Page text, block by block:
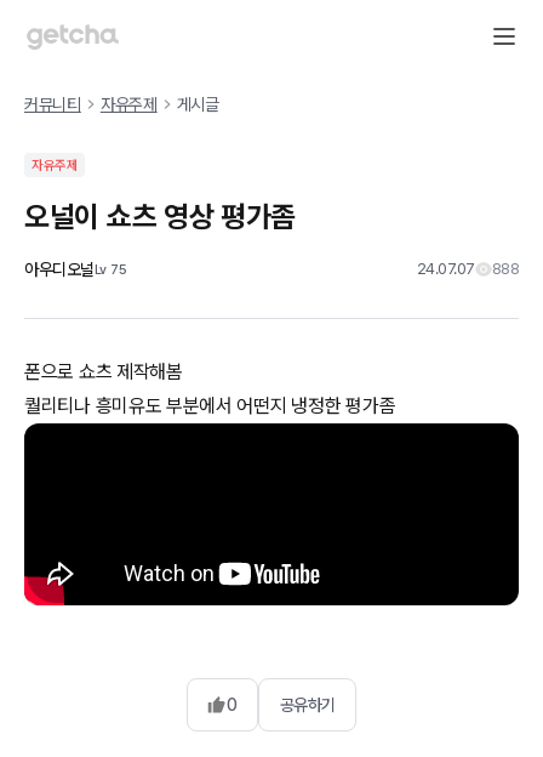
커뮤니티 자유주제 게시글
자유주제
오널이 쇼츠 영상 평가좀
아우디오널Lv 75 24.07.07 888
폰으로 쇼츠 제작해봄
퀄리티나 흥미유도 부분에서 어떤지 냉정한 평가좀
0 공유하기